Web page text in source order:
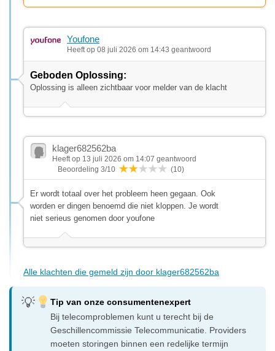
Youfone
Heeft op 08 juli 2026 om 14:43 geantwoord
Geboden Oplossing:
Oplossing is alleen zichtbaar voor melder van de klacht
klager682562ba
Heeft op 13 juli 2026 om 14:07 geantwoord
Beoordeling 3/10
(10)
Er wordt totaal over het probleem heen gegaan. Ook
worden er dingen benoemd die niet kloppen. Je wordt
niet serieus genomen door youfone
Alle klachten die gemeld zijn door klager682562ba
Tip van onze consumentenexpert
Bij telecomproblemen kunt u terecht bij de
Geschillencommissie Telecommunicatie. Providers
moeten storingen binnen een redelijke termijn